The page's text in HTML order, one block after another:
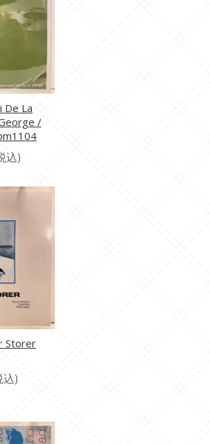
De La
/
込)
Storer
込)